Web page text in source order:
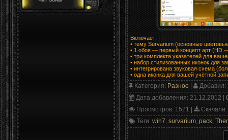
Включает:
• тему Survarium (основные
• 1 обоя — первый концепт арт (HD
• три комплекта указателей для
• набор стилизованных иконок для
• интегрирована звуковая схема
• одна иконка для вашей учётной
Категория: Разное | Добавил:
Дата добавления: 21.12.2012 |
Просмотров: 1521 | Скачали
Теги: win7 survarium pack